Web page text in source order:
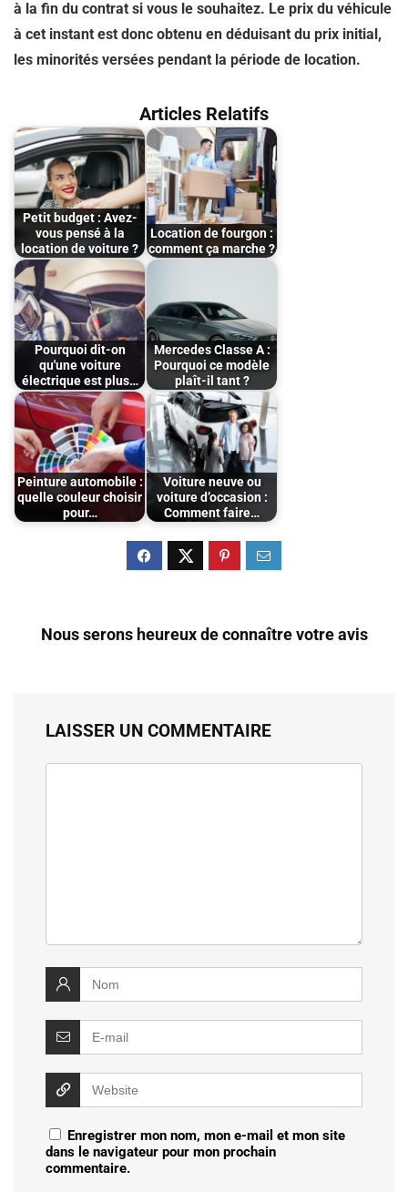
à la fin du contrat si vous le souhaitez. Le prix du véhicule
à cet instant est donc obtenu en déduisant du prix initial,
les minorités versées pendant la période de location.
Articles Relatifs
Petit budget : Avez-
vous pensé à la
location de voiture ?
Location de fourgon :
comment ça marche ?
Pourquoi dit-on
qu'une voiture
électrique est plus…
Mercedes Classe A :
Pourquoi ce modèle
plaît-il tant ?
Peinture automobile :
quelle couleur choisir
pour…
Voiture neuve ou
voiture d’occasion :
Comment faire…
Nous serons heureux de connaître votre avis
LAISSER UN COMMENTAIRE
Enregistrer mon nom, mon e-mail et mon site
dans le navigateur pour mon prochain
commentaire.